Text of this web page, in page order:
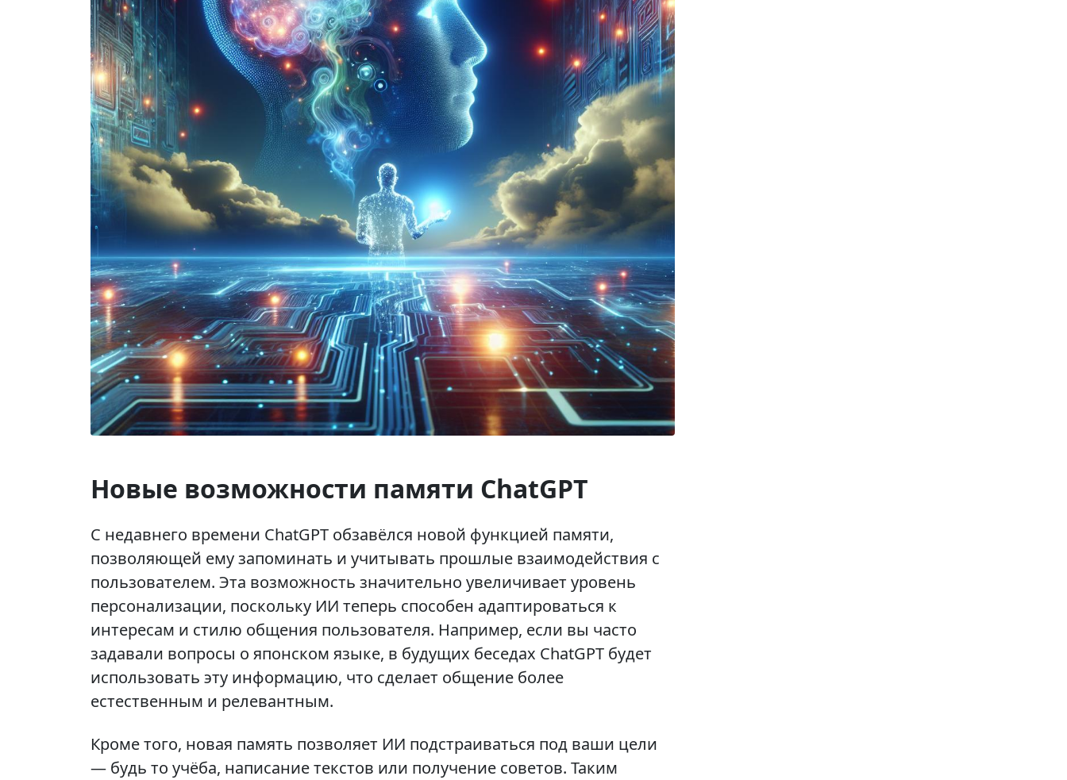
Новые возможности памяти ChatGPT
С недавнего времени ChatGPT обзавёлся новой функцией памяти,
позволяющей ему запоминать и учитывать прошлые взаимодействия с
пользователем. Эта возможность значительно увеличивает уровень
персонализации, поскольку ИИ теперь способен адаптироваться к
интересам и стилю общения пользователя. Например, если вы часто
задавали вопросы о японском языке, в будущих беседах ChatGPT будет
использовать эту информацию, что сделает общение более
естественным и релевантным.
Кроме того, новая память позволяет ИИ подстраиваться под ваши цели
— будь то учёба, написание текстов или получение советов. Таким